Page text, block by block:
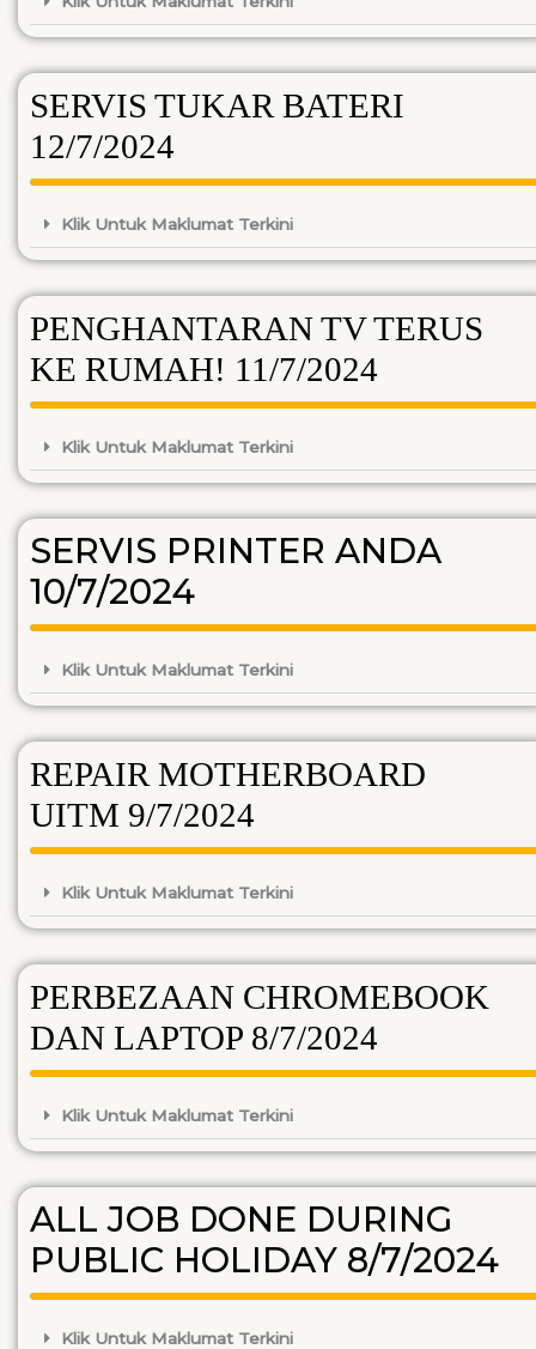
SERVIS TUKAR BATERI
12/7/2024
Klik Untuk Maklumat Terkini
PENGHANTARAN TV TERUS
KE RUMAH! 11/7/2024
Klik Untuk Maklumat Terkini
SERVIS PRINTER ANDA
10/7/2024
Klik Untuk Maklumat Terkini
REPAIR MOTHERBOARD
UITM 9/7/2024
Klik Untuk Maklumat Terkini
PERBEZAAN CHROMEBOOK
DAN LAPTOP 8/7/2024
Klik Untuk Maklumat Terkini
ALL JOB DONE DURING
PUBLIC HOLIDAY 8/7/2024
Klik Untuk Maklumat Terkini